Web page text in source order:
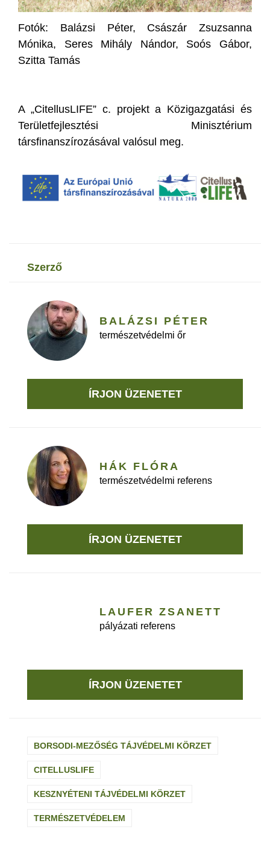
Fotók: Balázsi Péter, Császár Zsuzsanna
Mónika, Seres Mihály Nándor, Soós Gábor,
Szitta Tamás
A „CitellusLIFE” c. projekt a Közigazgatási és
Területfejlesztési Minisztérium
társfinanszírozásával valósul meg.
szerző
BALÁZSI PÉTER
természetvédelmi őr
ÍRJON ÜZENETET
HÁK FLÓRA
természetvédelmi referens
ÍRJON ÜZENETET
LAUFER ZSANETT
pályázati referens
ÍRJON ÜZENETET
BORSODI-MEZŐSÉG TÁJVÉDELMI KÖRZET
CITELLUSLIFE
KESZNYÉTENI TÁJVÉDELMI KÖRZET
TERMÉSZETVÉDELEM